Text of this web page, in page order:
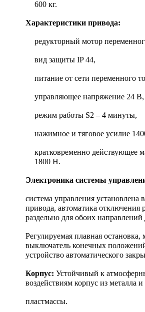
600 кг.
Характеристики привода:
редукторный мотор
вид защиты IP 44,
питание от сети переменного
управляющее напряжение 24 В,
режим работы S2 – 4 минуты,
нажимное и тяговое усилие
кратковременно действующее
1800 Н.
Электроника системы
система управления установлена
привода, автоматика отключения
раздельно для обоих
Регулируемая плавная остановка,
выключатель конечных
устройство автоматического
Корпус: Устойчивый к
воздействиям корпус из металла и
пластмассы.